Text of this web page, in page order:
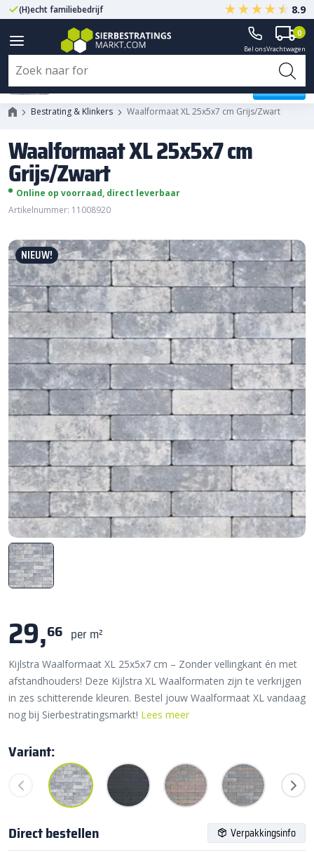
(H)echt familiebedrijf Gegarandeerd A-kwaliteit
8.9
Bel onsVrachtwagen
0
Bestrating & Klinkers Waalformaat XL 25x5x7 cm Grijs/Zwart
Waalformaat XL 25x5x7 cm
Grijs/Zwart
Online op voorraad, direct leverbaar
Artikelnummer: 11008920
NIEUW!
29,66 per m²
Kijlstra Waalformaat XL 25x5x7 cm – Zonder vellingkant én met
afstandhouders! Deze Kijlstra XL Waalformaten zijn te verkrijgen
in zes schitterende kleuren. Bestel jouw Waalformaat XL vandaag
nog bij Sierbestratingsmarkt! Lees meer
Variant:
Direct bestellen Verpakkingsinfo
Waalformaat XL 25x5x7 cm
Grijs/Zwart